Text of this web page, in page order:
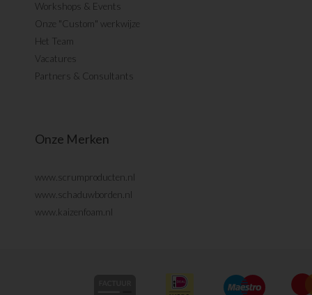
Workshops & Events
Onze "Custom" werkwijze
Het Team
Vacatures
Partners & Consultants
Onze Merken
www.scrumproducten.nl
www.schaduwborden.nl
www.kaizenfoam.nl